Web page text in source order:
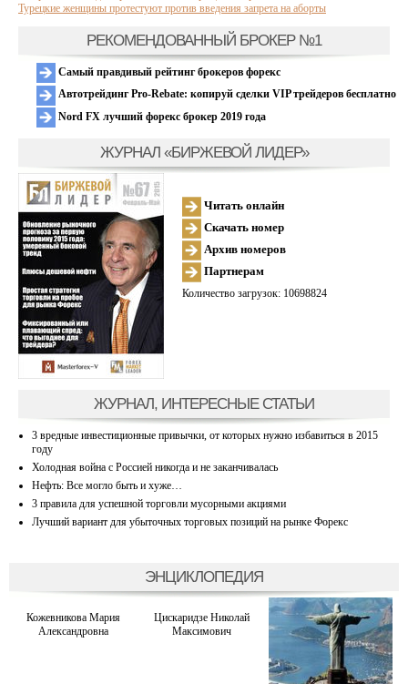
Турецкие женщины протестуют против введения запрета на аборты
РЕКОМЕНДОВАННЫЙ БРОКЕР №1
Самый правдивый рейтинг брокеров форекс
Автотрейдинг Pro-Rebate: копируй сделки VIP трейдеров бесплатно
Nord FX лучший форекс брокер 2019 года
ЖУРНАЛ «БИРЖЕВОЙ ЛИДЕР»
Читать онлайн
Скачать номер
Архив номеров
Партнерам
Количество загрузок: 10698824
ЖУРНАЛ, ИНТЕРЕСНЫЕ СТАТЬИ
3 вредные инвестиционные привычки, от которых нужно избавиться в 2015
году
Холодная война с Россией никогда и не заканчивалась
Нефть: Все могло быть и хуже…
3 правила для успешной торговли мусорными акциями
Лучший вариант для убыточных торговых позиций на рынке Форекс
ЭНЦИКЛОПЕДИЯ
Кожевникова Мария
Александровна
Цискаридзе Николай
Максимович